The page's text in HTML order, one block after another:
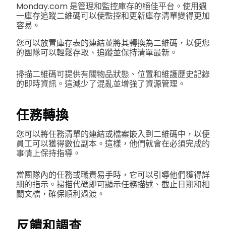
Monday.com 是管理和監控庫存的絕佳平台。使用週
一庫存追蹤二維碼可以使監控和更新庫存清單變得更加
容易。
您可以放置庫存表的連結並將其轉換為二維碼，以便您
的團隊可以輕鬆存取、追蹤並保持清單最新。
掃描二維碼可提供有關物品狀態、位置和維護歷史記錄
的即時資訊。這減少了混亂並增強了資源管理。
任務轉換
您可以將任務清單的連結或檔案嵌入到二維碼中，以便
員工可以獲得數位副本。這樣，他們就會在必須完成的
事情上保持指導。
當團隊內的任務或職責易手時，它可以引導他們獲得詳
細的指示。掃描代碼即可顯示任務描述、截止日期和相
關文檔，確保順利過渡。